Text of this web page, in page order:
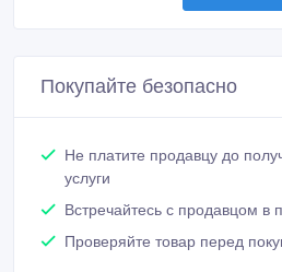
Покупайте безопасно
Не платите продавцу до
услуги
Встречайтесь с продавцом в
Проверяйте товар перед